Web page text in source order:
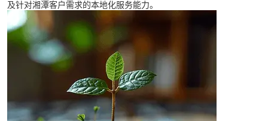
及针对湘潭客户需求的本地化服务能力。